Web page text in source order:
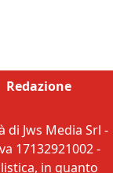
Redazione
Jws Media Srl -
17132921002 -
in quanto